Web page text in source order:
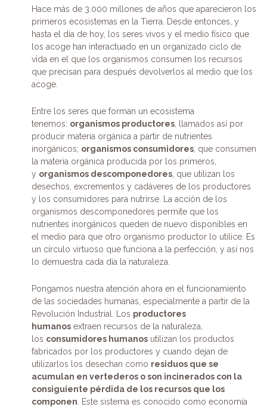
Hace más de 3.000 millones de años que aparecieron los
primeros ecosistemas en la Tierra. Desde entonces, y
hasta el día de hoy, los seres vivos y el medio físico que
los acoge han interactuado en un organizado ciclo de
vida en el que los organismos consumen los recursos
que precisan para después devolverlos al medio que los
acoge.
Entre los seres que forman un ecosistema
tenemos: organismos productores, llamados así por
producir materia orgánica a partir de nutrientes
inorgánicos; organismos consumidores, que consumen
la materia orgánica producida por los primeros,
y organismos descomponedores, que utilizan los
desechos, excrementos y cadáveres de los productores
y los consumidores para nutrirse. La acción de los
organismos descomponedores permite que los
nutrientes inorgánicos queden de nuevo disponibles en
el medio para que otro organismo productor lo utilice. Es
un círculo virtuoso que funciona a la perfección, y así nos
lo demuestra cada día la naturaleza.
Pongamos nuestra atención ahora en el funcionamiento
de las sociedades humanas, especialmente a partir de la
Revolución Industrial. Los productores
humanosextraen recursos de la naturaleza,
los consumidores humanosutilizan los productos
fabricados por los productores y cuando dejan de
utilizarlos los desechan como residuos que se
acumulan en vertederos o son incinerados con la
consiguiente pérdida de los recursos que los
componen . Este sistema es conocido como economía